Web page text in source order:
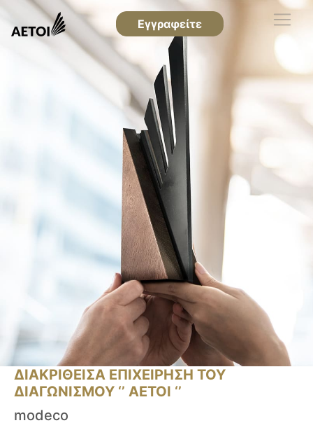
Εγγραφείτε
ΔΙΑΚΡΙΘΕΙΣΑ ΕΠΙΧΕΙΡΗΣΗ ΤΟΥ
ΔΙΑΓΩΝΙΣΜΟΥ ‘’ ΑΕΤΟΙ ‘’
modeco